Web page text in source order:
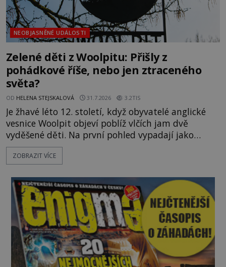
NEOBJASNĚNÉ UDÁLOSTI
Zelené děti z Woolpitu: Přišly z
pohádkové říše, nebo jen ztraceného
světa?
OD HELENA STEJSKALOVÁ 31.7.2026 3.2TIS
Je žhavé léto 12. století, když obyvatelé anglické
vesnice Woolpit objeví poblíž vlčích jam dvě
vyděšené děti. Na první pohled vypadají jako
každé jiné, až na jednu děsivou výjimku. Jejich
kůže má nazelenalý odstín, mluví
kromě syrových bobů. Příběh se rychle stává
jednou z největších záhad středověké Anglie a ani
po téměř devíti stech letech není
ZOBRAZIT VÍCE